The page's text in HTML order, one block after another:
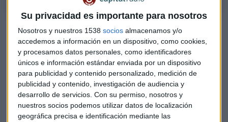
Su privacidad es importante para nosotros
Nosotros y nuestros 1538 socios almacenamos y/o
accedemos a información en un dispositivo, como cookies,
y procesamos datos personales, como identificadores
únicos e información estándar enviada por un dispositivo
para publicidad y contenido personalizado, medición de
publicidad y contenido, investigación de audiencia y
desarrollo de servicios. Con su permiso, nosotros y
nuestros socios podemos utilizar datos de localización
geográfica precisa e identificación mediante las
Valores protagonistas
Entre los valores que más han subido encontramos a
Acciona, que suma un 3,08%, aFerrovial, que gana un
2,85% yAcciona Energía, que reacciona con un 2,64% al
alza este miércoles. Del lado contrario, en rojo, tenemos a
Cellnex, que cede un 2,71%. Le siguenInditex, que baja un
2,45% y aRovi, que pierde un 2,21%.